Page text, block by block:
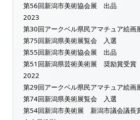
第56回新潟市美術協会展 出品
2023
第30回アークベル県民アマチュア絵
第75回新潟県美術展覧会 入選
第55回新潟市美術協会展 出品
第51回新潟県芸術美術展 奨励賞受賞
2022
第29回アークベル県民アマチュア絵
第74回新潟県美術展覧会 入選
第54回新潟市美術展 新潟市議会議